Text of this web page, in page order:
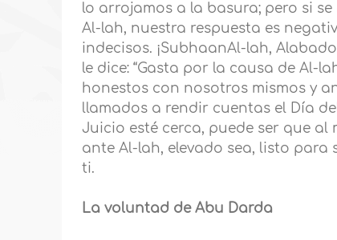
lo arrojamos a la basura; pero si
Al-lah, nuestra respuesta es
indecisos. ¡SubhaanAl-lah,
le dice: “Gasta por la causa de Al-
honestos con nosotros mismos y
llamados a rendir cuentas el Día
Juicio esté cerca, puede ser que
ante Al-lah, elevado sea, listo
ti.
La voluntad de Abu Darda